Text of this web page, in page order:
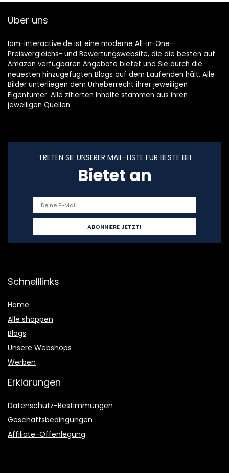
Über uns
Iam-interactive.de ist eine moderne All-in-One-
Preisvergleichs- und Bewertungswebsite, die die besten auf
Amazon verfügbaren Angebote bietet und Sie durch die
neuesten hinzugefügten Blogs auf dem Laufenden hält. Alle
Bilder unterliegen dem Urheberrecht ihrer jeweiligen
Eigentümer. Alle zitierten Inhalte stammen aus ihren
jeweiligen Quellen.
TRETEN SIE UNSERER MAIL-LISTE FÜR BESTE BEI
Bietet an
Schnelllinks
Home
Alle shoppen
Blogs
Unsere Webshops
Werben
Erklärungen
Datenschutz-Bestimmungen
Geschäftsbedingungen
Affiliate-Offenlegung